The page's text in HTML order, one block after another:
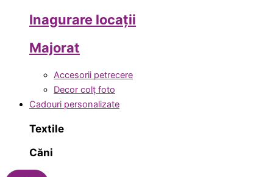
Inagurare locații
Majorat
Accesorii petrecere
Decor colț foto
Cadouri personalizate
Textile
Căni